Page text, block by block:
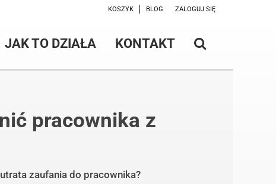
ZALOGUJ SIĘ
KOSZYK BLOG
JAK TO DZIAŁA KONTAKT
pracownika z
zaufania do pracownika?